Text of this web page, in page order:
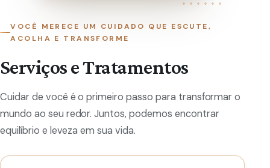
VOCÊ MERECE UM CUIDADO QUE ESCUTE,
ACOLHA E TRANSFORME
Serviços e Tratamentos
Cuidar de você é o primeiro passo para transformar o
mundo ao seu redor. Juntos, podemos encontrar
equilíbrio e leveza em sua vida.